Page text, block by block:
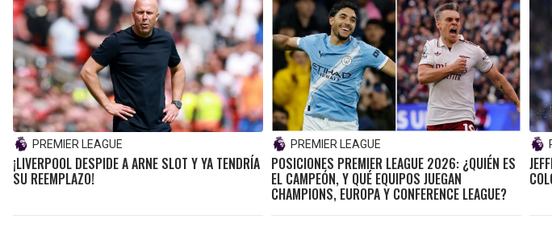
PREMIER LEAGUE
¡LIVERPOOL DESPIDE A ARNE SLOT Y YA TENDRÍA
SU REEMPLAZO!
PREMIER LEAGUE
POSICIONES PREMIER LEAGUE 2026: ¿QUIÉN ES
EL CAMPEÓN, Y QUÉ EQUIPOS JUEGAN
CHAMPIONS, EUROPA Y CONFERENCE LEAGUE?